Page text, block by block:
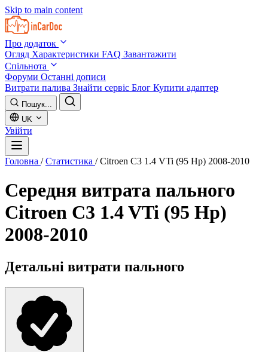
Skip to main content
Про додаток
Огляд Характеристики FAQ Завантажити
Спільнота
Форуми Останні дописи
Витрати палива Знайти сервіс Блог Купити адаптер
Пошук...
UK
Увійти
Головна / Статистика / Citroen C3 1.4 VTi (95 Hp) 2008-2010
Середня витрата пального
Citroen C3 1.4 VTi (95 Hp)
2008-2010
Детальні витрати пального